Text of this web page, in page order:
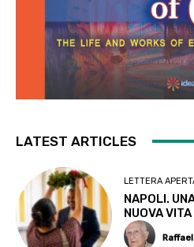
LATEST ARTICLES
LETTERA
NAPOLI.
NUOVA VITA